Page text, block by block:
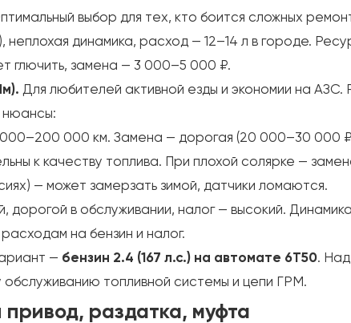
выбор для тех, кто боится сложных
неплохая динамика, расход — 12–14 л в городе.
глючить, замена — 3 000–5 000 ₽.
Для любителей активной езды и экономии на
нюансы:
000 км. Замена — дорогая (20 000–30 000
к качеству топлива. При плохой солярке —
— может замерзать зимой, датчики ломаются.
дорогой в обслуживании, налог — высокий.
на бензин и налог.
— бензин 2.4 (167 л.с.) на автомате 6T50.
обслуживанию топливной системы и цепи ГРМ.
раздатка, муфта